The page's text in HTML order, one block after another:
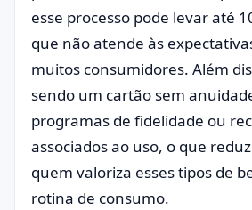
esse processo pode levar até
que não atende às
muitos consumidores. Além
sendo um cartão sem
programas de fidelidade ou
associados ao uso, o que
quem valoriza esses tipos de
rotina de consumo.